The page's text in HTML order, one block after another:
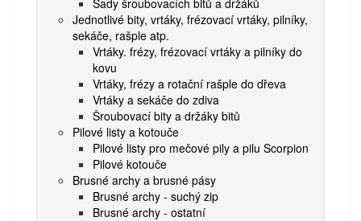
Jednotlivé bity, vrtáky, frézovací vrtáky, pilníky,
sekáče, rašple atp.
Vrtáky. frézy, frézovací vrtáky a pilníky do
kovu
Vrtáky, frézy a rotační rašple do dřeva
Vrtáky a sekáče do zdiva
Šroubovací bity a držáky bitů
Pilové listy a kotouče
Pilové listy pro mečové pily a pilu Scorpion
Pilové kotouče
Brusné archy a brusné pásy
Brusné archy - suchý zip
Brusné archy - ostatní